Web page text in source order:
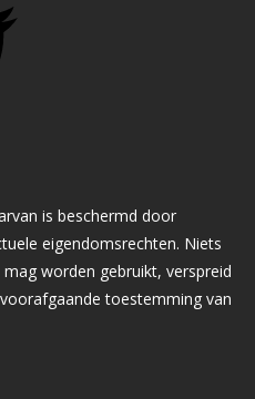
is beschermd door
eigendomsrechten. Niets
worden gebruikt, verspreid
toestemming van